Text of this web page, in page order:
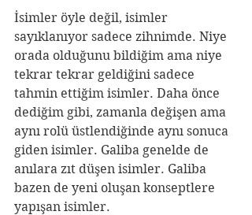
İsimler öyle değil, isimler
sayıklanıyor sadece zihnimde. Niye
orada olduğunu bildiğim ama niye
tekrar tekrar geldiğini sadece
tahmin ettiğim isimler. Daha önce
dediğim gibi, zamanla değişen ama
aynı rolü üstlendiğinde aynı sonuca
giden isimler. Galiba genelde de
anılara zıt düşen isimler. Galiba
bazen de yeni oluşan konseptlere
yapışan isimler.